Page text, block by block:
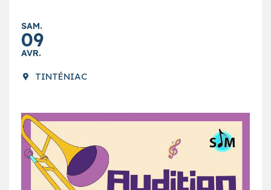
SAM.
09
AVR.
TINTÉNIAC